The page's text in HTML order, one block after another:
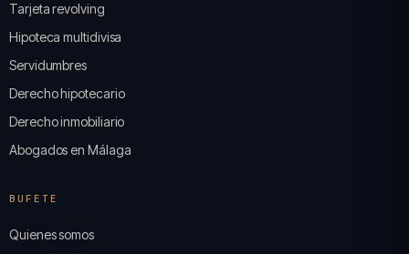
Tarjeta revolving
Hipoteca multidivisa
Servidumbres
Derecho hipotecario
Derecho inmobiliario
Abogados en Málaga
BUFETE
Quienes somos